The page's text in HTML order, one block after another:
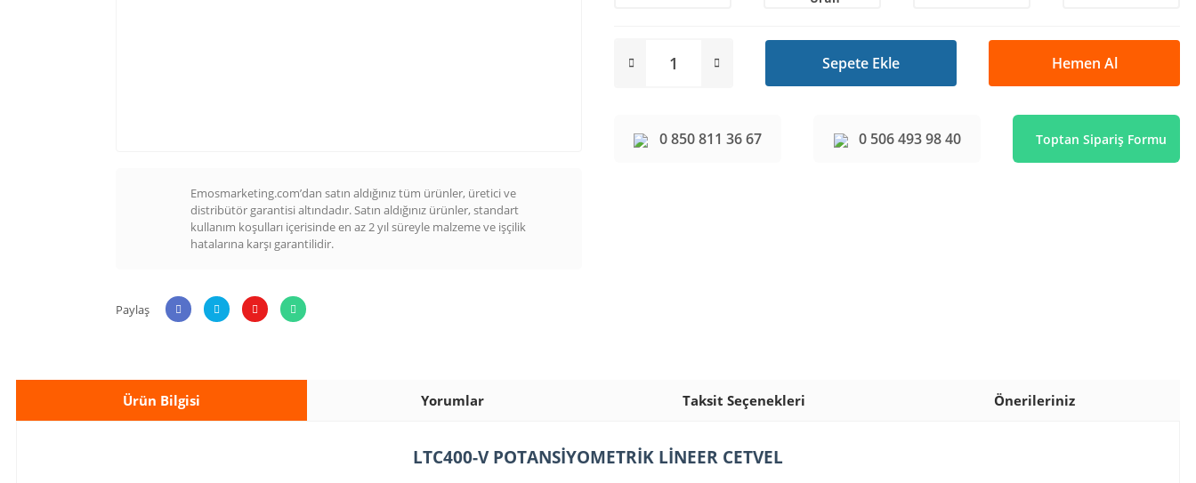
Emosmarketing.com’dan satın aldığınız tüm ürünler, üretici ve
distribütör garantisi altındadır. Satın aldığınız ürünler, standart
kullanım koşulları içerisinde en az 2 yıl süreyle malzeme ve işçilik
hatalarına karşı garantilidir.
Paylaş
Sepete Ekle Hemen Al
0 850 811 36 67 0 506 493 98 40 Toptan Sipariş Formu
Ürün Bilgisi Yorumlar Taksit Seçenekleri Önerileriniz
LTC400-V POTANSİYOMETRİK LİNEER CETVEL